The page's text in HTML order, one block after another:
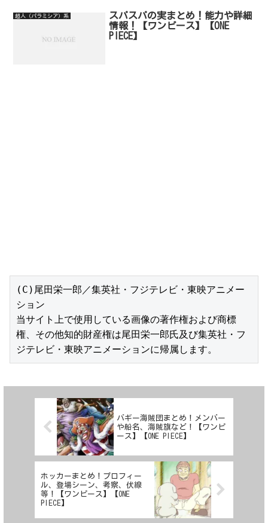
超人（パラミシア）系
スパスパの実まとめ！能力や詳細
情報！【ワンピース】【ONE
PIECE】
(C)尾田栄一郎／集英社・フジテレビ・東映アニメー
ション
当サイト上で使用している画像の著作権および商標
権、その他知的財産権は尾田栄一郎氏及び集英社・フ
ジテレビ・東映アニメーションに帰属します。
バギー海賊団まとめ！メンバー
や船名、海賊旗など！【ワンピ
ース】【ONE PIECE】
ホッカーまとめ！プロフィー
ル、登場シーン、考察、伏線
等！【ワンピース】【ONE
PIECE】